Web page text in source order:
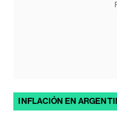
INFLACIÓN EN